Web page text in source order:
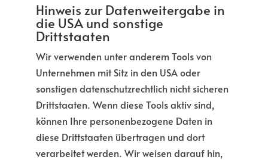
Hinweis zur Datenweitergabe in
die USA und sonstige
Drittstaaten
Wir verwenden unter anderem Tools von
Unternehmen mit Sitz in den USA oder
sonstigen datenschutzrechtlich nicht sicheren
Drittstaaten. Wenn diese Tools aktiv sind,
können Ihre personenbezogene Daten in
diese Drittstaaten übertragen und dort
verarbeitet werden. Wir weisen darauf hin,